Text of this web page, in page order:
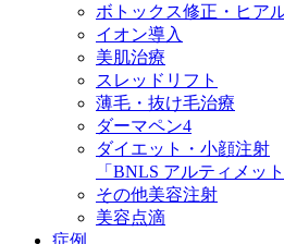
ボトックス修正・ヒア
イオン導入
美肌治療
スレッドリフト
薄毛・抜け毛治療
ダーマペン4
ダイエット・小顔注射
「BNLS アルティメット
その他美容注射
美容点滴
症例